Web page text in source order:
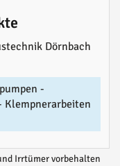
Dörnbach
-
Irrtümer vorbehalten